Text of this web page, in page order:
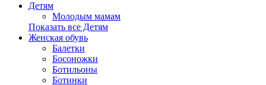
Детям
Молодым мамам
Показать все Детям
Женская обувь
Балетки
Босоножки
Ботильоны
Ботинки